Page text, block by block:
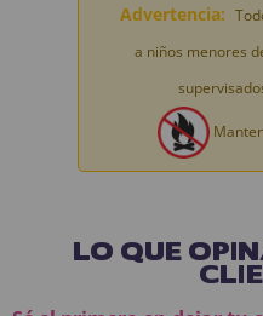
Advertencia:
a niños menores
LO QUE